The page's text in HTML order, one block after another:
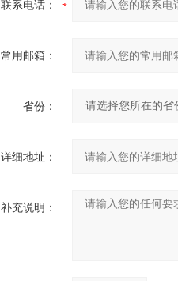
联系电话：
常用邮箱：
省份：
详细地址：
补充说明：